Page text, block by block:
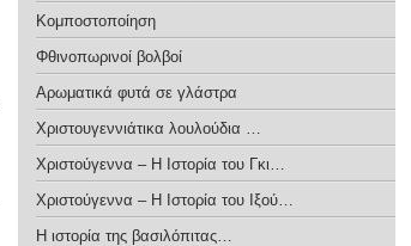
Κομποστοποίηση
Φθινοπωρινοί βολβοί
Αρωματικά φυτά σε γλάστρα
Χριστουγεννιάτικα λουλούδια …
Χριστούγεννα – H Iστορία του Γκι…
Χριστούγεννα – Η Ιστορία του Ιξού…
Η ιστορία της βασιλόπιτας…